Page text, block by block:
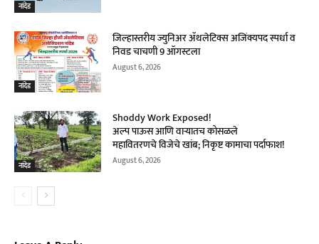
नांदेड
नांदेड
जिल्हास्तरीय ज्युनिअर ॲथलेटिक्स अजिंक्यपद स्पर्धा व
निवड चाचणी 9 ऑगस्टला
August 6, 2026
नांदेड
Shoddy Work Exposed!
अल्प पाऊस आणि वाऱ्यातच कोसळले
महावितरणचे विजेचे खांब; निकृष्ट कामाचा पर्दाफाश!
August 6, 2026